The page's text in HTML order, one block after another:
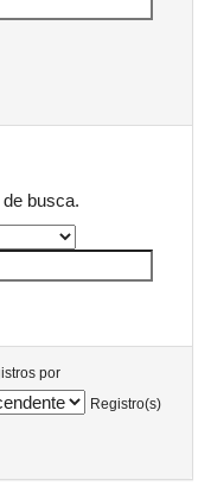
busca.
por
Registro(s)